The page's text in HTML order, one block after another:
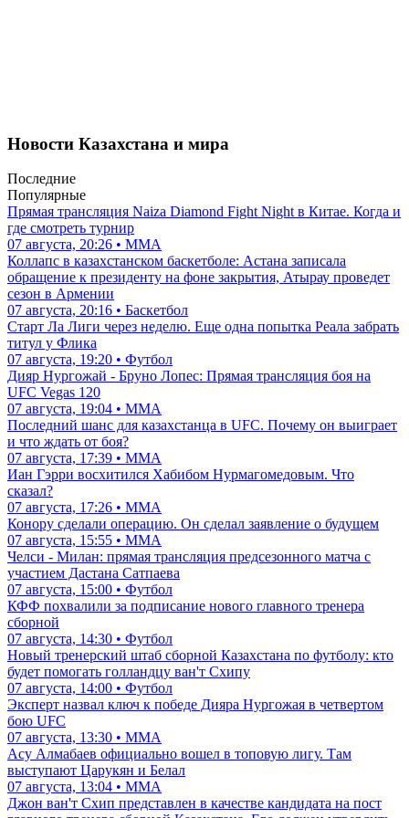
Новости Казахстана и мира
Последние
Популярные
Прямая трансляция Naiza Diamond Fight Night в Китае. Когда и
где смотреть турнир
07 августа, 20:26 • ММА
Коллапс в казахстанском баскетболе: Астана записала
обращение к президенту на фоне закрытия, Атырау проведет
сезон в Армении
07 августа, 20:16 • Баскетбол
Старт Ла Лиги через неделю. Еще одна попытка Реала забрать
титул у Флика
07 августа, 19:20 • Футбол
Дияр Нургожай - Бруно Лопес: Прямая трансляция боя на
UFC Vegas 120
07 августа, 19:04 • ММА
Последний шанс для казахстанца в UFC. Почему он выиграет
и что ждать от боя?
07 августа, 17:39 • ММА
Иан Гэрри восхитился Хабибом Нурмагомедовым. Что
сказал?
07 августа, 17:26 • ММА
Конору сделали операцию. Он сделал заявление о будущем
07 августа, 15:55 • ММА
Челси - Милан: прямая трансляция предсезонного матча с
участием Дастана Сатпаева
07 августа, 15:00 • Футбол
КФФ похвалили за подписание нового главного тренера
сборной
07 августа, 14:30 • Футбол
Новый тренерский штаб сборной Казахстана по футболу: кто
будет помогать голландцу ван'т Схипу
07 августа, 14:00 • Футбол
Эксперт назвал ключ к победе Дияра Нургожая в четвертом
бою UFC
07 августа, 13:30 • ММА
Асу Алмабаев официально вошел в топовую лигу. Там
выступают Царукян и Белал
07 августа, 13:04 • ММА
Джон ван'т Схип представлен в качестве кандидата на пост